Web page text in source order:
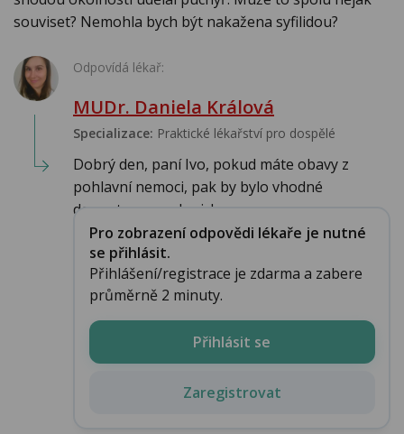
souviset? Nemohla bych být nakažena syfilidou?
Odpovídá lékař:
MUDr. Daniela Králová
Specializace: Praktické lékařství pro dospělé
Dobrý den, paní Ivo, pokud máte obavy z
pohlavní nemoci, pak by bylo vhodné
dermatovenerologick...
Pro zobrazení odpovědi lékaře je nutné
se přihlásit.
Přihlášení/registrace je zdarma a zabere
průměrně 2 minuty.
Přihlásit se
Zaregistrovat